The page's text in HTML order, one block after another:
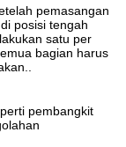
pemasangan
posisi tengah
satu per
bagian harus
pembangkit